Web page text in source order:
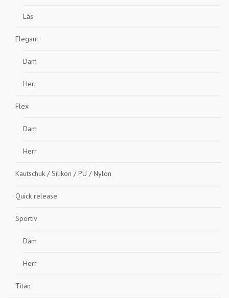
Lås
Elegant
Dam
Herr
Flex
Dam
Herr
Kautschuk / Silikon / PU / Nylon
Quick release
Sportiv
Dam
Herr
Titan